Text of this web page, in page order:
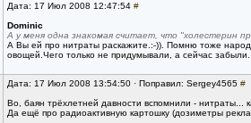
Дата: 17 Июл 2008 12:47:54 #
Dominic
А у меня одна знакомая считает, что "холестерин
А Вы ей про нитраты раскажите.:-)). Помню тоже
овощей.Чего только не придумывали, а сейчас забыли.
Дата: 17 Июл 2008 13:54:50 · Поправил: Sergey4565 #
Во, баян трёхлетней давности вспомнили - нитраты...
Да ещё про радиоактивную картошку (дозиметры